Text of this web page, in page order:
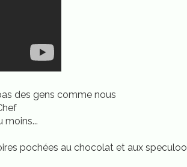
des gens comme nous
moins...
pochées au chocolat et aux